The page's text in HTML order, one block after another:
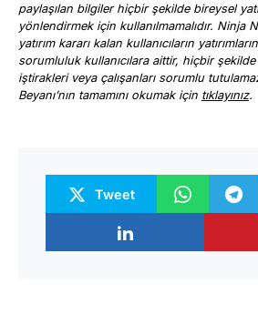
paylaşılan bilgiler hiçbir şekilde bireysel
yönlendirmek için kullanılmamalıdır. Ninja
yatırım kararı kalan kullanıcıların
sorumluluk kullanıcılara aittir, hiçbir
iştirakleri veya çalışanları sorumlu
Beyanı’nın tamamını okumak için tıklayınız.
Tweet